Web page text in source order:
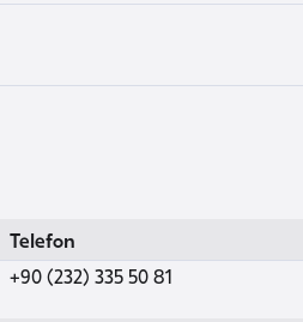
Telefon
+90 (232) 335 50 81